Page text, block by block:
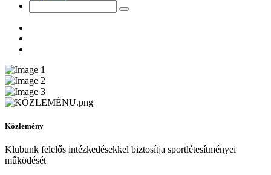
Közlemény
Klubunk felelős intézkedésekkel biztosítja sportlétesítményei
működését